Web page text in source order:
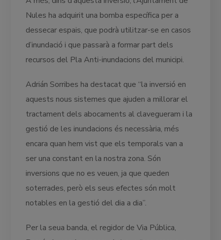
Nules ha adquirit una bomba específica per a
dessecar espais, que podrà utilitzar-se en casos
d’inundació i que passarà a formar part dels
recursos del Pla Anti-inundacions del municipi.
Adrián Sorribes ha destacat que “la inversió en
aquests nous sistemes que ajuden a millorar el
tractament dels abocaments al clavegueram i la
gestió de les inundacions és necessària, més
encara quan hem vist que els temporals van a
ser una constant en la nostra zona. Són
inversions que no es veuen, ja que queden
soterrades, però els seus efectes són molt
notables en la gestió del dia a dia”.
Per la seua banda, el regidor de Via Pública,